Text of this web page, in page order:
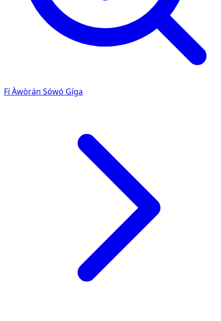
Fí Àwòrán Sówó Gíga